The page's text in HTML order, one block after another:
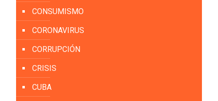
CONSUMISMO
CORONAVIRUS
CORRUPCIÓN
CRISIS
CUBA